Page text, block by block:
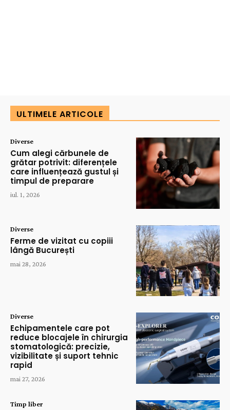
ULTIMELE ARTICOLE
Diverse
Cum alegi cărbunele de
grătar potrivit: diferențele
care influențează gustul și
timpul de preparare
iul. 1, 2026
Diverse
Ferme de vizitat cu copiii
lângă București
mai 28, 2026
Diverse
Echipamentele care pot
reduce blocajele în chirurgia
stomatologică: precizie,
vizibilitate și suport tehnic
rapid
mai 27, 2026
Timp liber